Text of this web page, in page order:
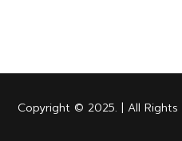
Copyright © 2025. | All